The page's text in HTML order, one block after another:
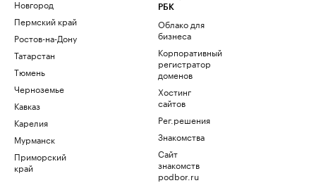
Новгород
Пермский край
Ростов-на-Дону
Татарстан
Тюмень
Черноземье
Кавказ
Карелия
Мурманск
Приморский
край
РБК
Облако для
бизнеса
Корпоративный
регистратор
доменов
Хостинг
сайтов
Рег.решения
Знакомства
Сайт
знакомств
podbor.ru